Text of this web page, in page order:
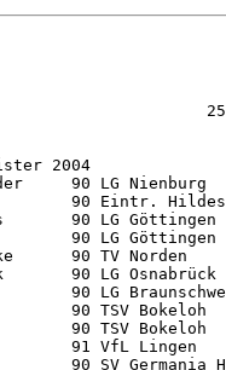
2004
90 LG Nienburg
90 Eintr.
90 LG Göttingen
90 LG Göttingen
90 TV Norden
90 LG Osnabrück
90 LG
90 TSV Bokeloh
90 TSV Bokeloh
91 VfL Lingen
90 SV Germania